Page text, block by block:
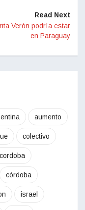
Read Next
Verón podría estar
en Paraguay
aumento
colectivo
cordoba
córdoba
israel